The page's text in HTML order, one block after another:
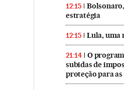
12:15
estratégia
12:15 Lula, uma
21:14
O
subidas de
proteção para